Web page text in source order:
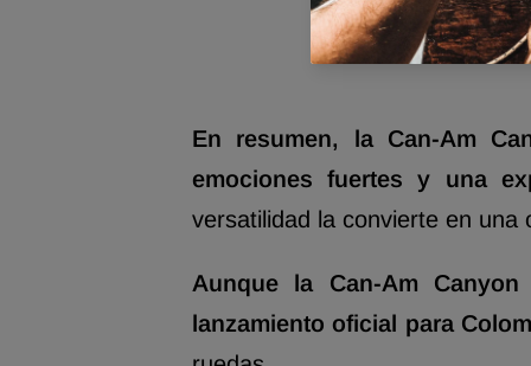
En resumen, la Can-Am
emociones fuertes y una
versatilidad la convierte en
Aunque la Can-Am
lanzamiento oficial para